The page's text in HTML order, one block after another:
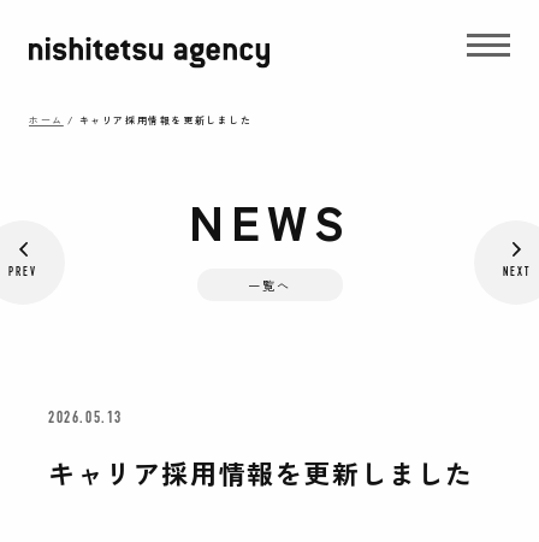
ホーム / キャリア採用情報を更新しました
NEWS
PREV
一覧へ
NEXT
2026.05.13
キャリア採用情報を更新しました